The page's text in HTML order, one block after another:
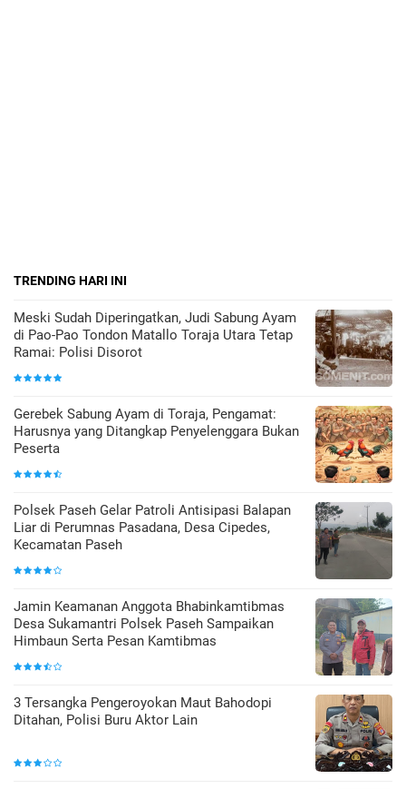
TRENDING HARI INI
Meski Sudah Diperingatkan, Judi Sabung Ayam
di Pao-Pao Tondon Matallo Toraja Utara Tetap
Ramai: Polisi Disorot
Gerebek Sabung Ayam di Toraja, Pengamat:
Harusnya yang Ditangkap Penyelenggara Bukan
Peserta
Polsek Paseh Gelar Patroli Antisipasi Balapan
Liar di Perumnas Pasadana, Desa Cipedes,
Kecamatan Paseh
Jamin Keamanan Anggota Bhabinkamtibmas
Desa Sukamantri Polsek Paseh Sampaikan
Himbaun Serta Pesan Kamtibmas
3 Tersangka Pengeroyokan Maut Bahodopi
Ditahan, Polisi Buru Aktor Lain